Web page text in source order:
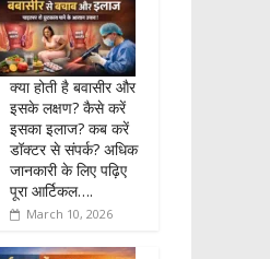
क्या होती है बवासीर और
इसके लक्षण? कैसे करें
इसका इलाज? कब करें
डॉक्टर से संपर्क? अधिक
जानकारी के लिए पढ़िए
पूरा आर्टिकल….
March 10, 2026